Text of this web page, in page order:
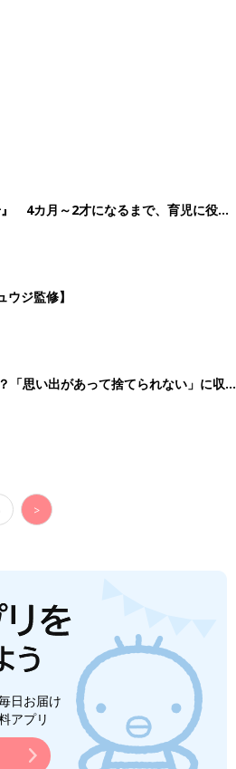
4カ月～2才になるまで、育児に役立
ジ監修】
「思い出があって捨てられない」に収納
>
日お届け
アプリ